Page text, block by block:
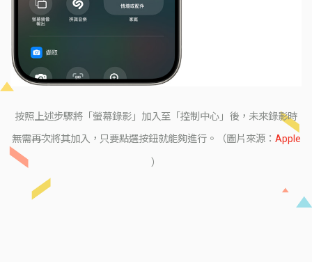
按照上述步驟將「螢幕錄影」加入至「控制中心」後，未來錄影時
無需再次將其加入，只要點選按鈕就能夠進行。（圖片來源： Apple
）